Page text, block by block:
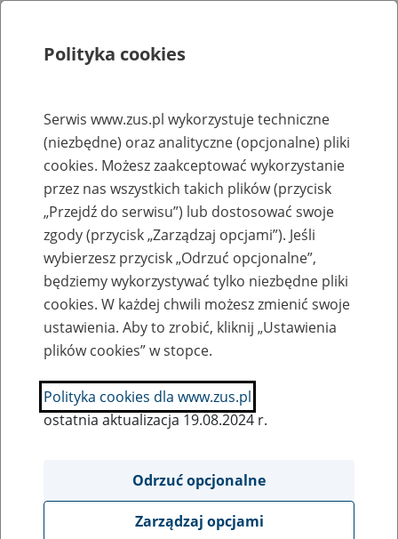
Rejestry, ewidencje i archiwa
Baza zlikwidowanych lub
przekształconych zakładów pracy
Nazwa zakładu pracy:
SZUKAJ
Ukryj wszystkie pozycje bazy
Polityka cookies
Serwis www.zus.pl wykorzystuje techniczne
(niezbędne) oraz analityczne (opcjonalne) pliki
cookies. Możesz zaakceptować wykorzystanie
przez nas wszystkich takich plików (przycisk
„Przejdź do serwisu”) lub dostosować swoje
zgody (przycisk „Zarządzaj opcjami”). Jeśli
wybierzesz przycisk „Odrzuć opcjonalne”,
będziemy wykorzystywać tylko niezbędne pliki
cookies. W każdej chwili możesz zmienić swoje
ustawienia. Aby to zrobić, kliknij „Ustawienia
plików cookies” w stopce.
Polityka cookies dla www.zus.pl
ostatnia aktualizacja 19.08.2024 r.
Odrzuć opcjonalne
Zarządzaj opcjami